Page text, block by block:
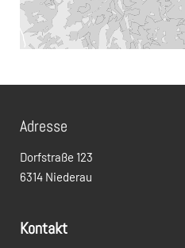
Adresse
Dorfstraße 123
6314 Niederau
Kontakt